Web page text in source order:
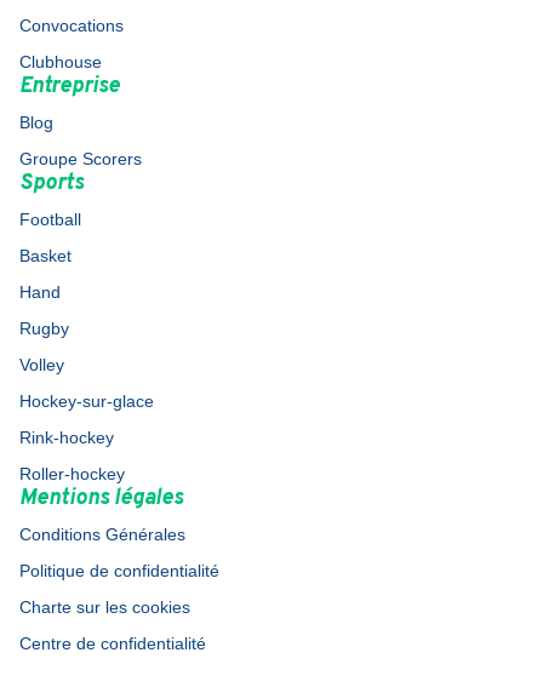
Convocations
Clubhouse
Entreprise
Blog
Groupe Scorers
Sports
Football
Basket
Hand
Rugby
Volley
Hockey-sur-glace
Rink-hockey
Roller-hockey
Mentions légales
Conditions Générales
Politique de confidentialité
Charte sur les cookies
Centre de confidentialité